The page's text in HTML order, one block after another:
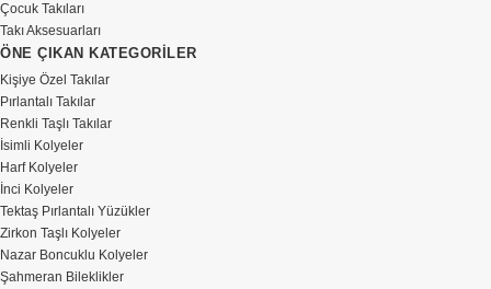
Çocuk Takıları
Takı Aksesuarları
ÖNE ÇIKAN KATEGORİLER
Kişiye Özel Takılar
Pırlantalı Takılar
Renkli Taşlı Takılar
İsimli Kolyeler
Harf Kolyeler
İnci Kolyeler
Tektaş Pırlantalı Yüzükler
Zirkon Taşlı Kolyeler
Nazar Boncuklu Kolyeler
Şahmeran Bileklikler